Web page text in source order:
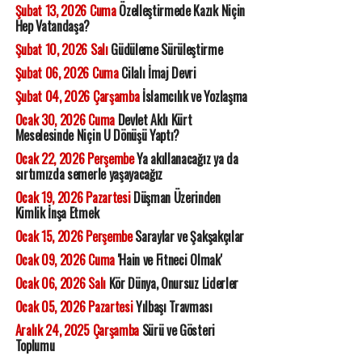
Şubat 13, 2026 CumaÖzelleştirmede Kazık Niçin
Hep Vatandaşa?
Şubat 10, 2026 SalıGüdüleme Sürüleştirme
Şubat 06, 2026 CumaCilalı İmaj Devri
Şubat 04, 2026 Çarşambaİslamcılık ve Yozlaşma
Ocak 30, 2026 CumaDevlet Aklı Kürt
Meselesinde Niçin U Dönüşü Yaptı?
Ocak 22, 2026 PerşembeYa akıllanacağız ya da
sırtımızda semerle yaşayacağız
Ocak 19, 2026 PazartesiDüşman Üzerinden
Kimlik İnşa Etmek
Ocak 15, 2026 PerşembeSaraylar ve Şakşakçılar
Ocak 09, 2026 Cuma'Hain ve Fitneci Olmak'
Ocak 06, 2026 SalıKör Dünya, Onursuz Liderler
Ocak 05, 2026 PazartesiYılbaşı Travması
Aralık 24, 2025 ÇarşambaSürü ve Gösteri
Toplumu